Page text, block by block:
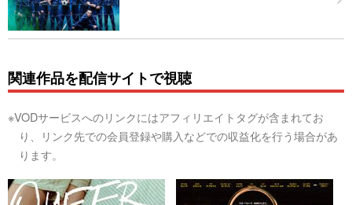
関連作品を配信サイトで視聴
※VODサービスへのリンクにはアフィリエイトタグが含まれてお
り、リンク先での会員登録や購入などでの収益化を行う場合があ
ります。